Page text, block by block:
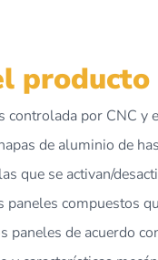
producto
controlada por CNC
de aluminio de
que se activan/
paneles compuestos
paneles de acuerdo